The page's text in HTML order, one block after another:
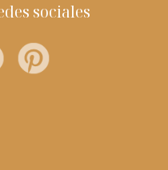
sociales